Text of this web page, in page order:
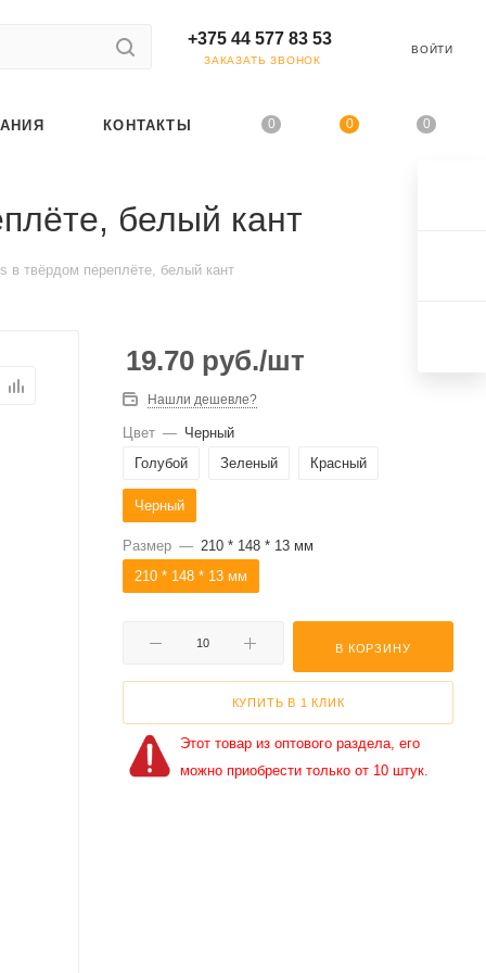
+375 44 577 83 53
ЗАКАЗАТЬ ЗВОНОК
ВОЙТИ
0 0 0
КОНТАКТЫ
белый кант
в твёрдом переплёте, белый кант
19.70 руб./шт
Нашли дешевле?
Цвет — Черный
Голубой
Зеленый Красный
Черный
Размер — 210 * 148 * 13 мм
210 * 148 * 13 мм
В КОРЗИНУ
КУПИТЬ В 1 КЛИК
Этот товар из оптового раздела, его
можно приобрести только от 10 штук.